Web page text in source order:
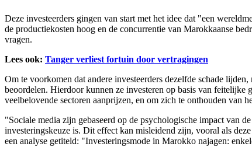
Deze investeerders gingen van start met het idee dat "een
de productiekosten hoog en de concurrentie van Marokkaanse
vragen.
Lees ook: Tanger verliest fortuin door vertragingen
Om te voorkomen dat andere investeerders dezelfde schade
beoordelen. Hierdoor kunnen ze investeren op basis van feitelijke
veelbelovende sectoren aanprijzen, en om zich te onthouden van
"Sociale media zijn gebaseerd op de psychologische impact van
investeringskeuze is. Dit effect kan misleidend zijn, vooral als
een analyse getiteld: "Investeringsmode in Marokko najagen: